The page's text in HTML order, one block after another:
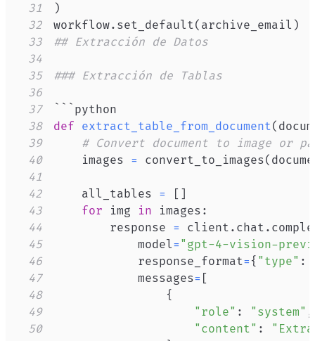
31
)
32
workflow. set_default( archive_email )
33
## Extracción de Datos
34
35
### Extracción de Tablas
36
37
38
def extract_table_from_document(
39
# Convert document to image or
40
    images
= convert_to_images(
41
42
    all_tables
= [ ]
43
for img in images :
44
        response
= client . chat .
45
            model
= "gpt-4-vision-
46
            response_format
= { "type" :
47
            messages
= [
48
{
49
"role" : "system" ,
50
"content" :